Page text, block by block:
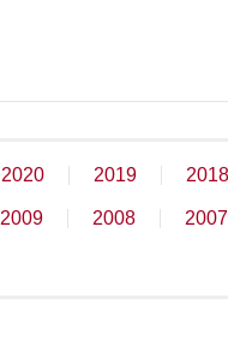
2020 2019 2018
2009 2008 2007